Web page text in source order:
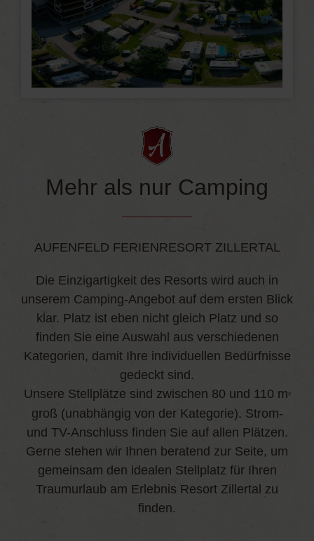
Mehr als nur Camping
AUFENFELD FERIENRESORT ZILLERTAL
Die Einzigartigkeit des Resorts wird auch in
unserem Camping-Angebot auf dem ersten Blick
klar. Platz ist eben nicht gleich Platz und so
finden Sie eine Auswahl aus verschiedenen
Kategorien, damit Ihre individuellen Bedürfnisse
gedeckt sind.
Unsere Stellplätze sind zwischen 80 und 110 m²
groß (unabhängig von der Kategorie). Strom-
und TV-Anschluss finden Sie auf allen Plätzen.
Gerne stehen wir Ihnen beratend zur Seite, um
gemeinsam den idealen Stellplatz für Ihren
Traumurlaub am Erlebnis Resort Zillertal zu
finden.